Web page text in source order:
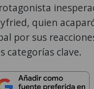
quien
por sus
categorías clave.